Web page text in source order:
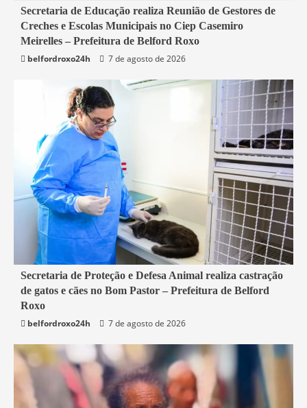
4 min read
Belford Roxo
Secretaria de Educação realiza Reunião de Gestores de
Creches e Escolas Municipais no Ciep Casemiro
Meirelles – Prefeitura de Belford Roxo
belfordroxo24h
7 de agosto de 2026
2 min read
Belford Roxo
Secretaria de Proteção e Defesa Animal realiza castração
de gatos e cães no Bom Pastor – Prefeitura de Belford
Roxo
belfordroxo24h
7 de agosto de 2026